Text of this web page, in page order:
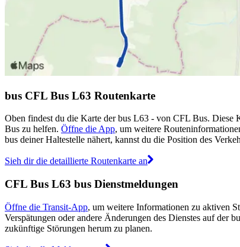
bus CFL Bus L63 Routenkarte
Oben findest du die Karte der bus L63 - von CFL Bus. Diese
Bus zu helfen. Öffne die App, um weitere
bus deiner Haltestelle nähert, kannst du die Position des
Sieh dir die detaillierte Routenkarte an
CFL Bus L63 bus Dienstmeldungen
Öffne die Transit-App, um weitere Informationen zu aktiven
Verspätungen oder andere Änderungen des Dienstes auf der
zukünftige Störungen herum zu planen.